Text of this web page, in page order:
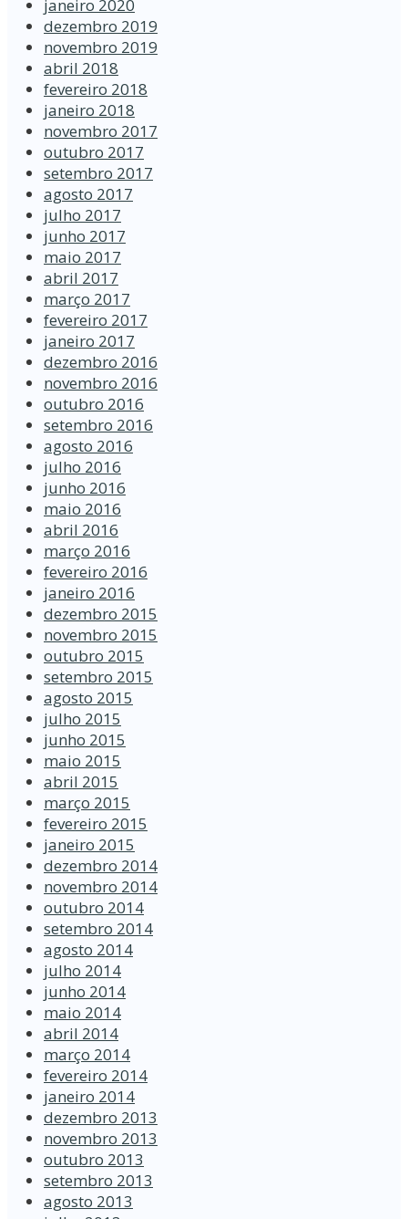
janeiro 2020
dezembro 2019
novembro 2019
abril 2018
fevereiro 2018
janeiro 2018
novembro 2017
outubro 2017
setembro 2017
agosto 2017
julho 2017
junho 2017
maio 2017
abril 2017
março 2017
fevereiro 2017
janeiro 2017
dezembro 2016
novembro 2016
outubro 2016
setembro 2016
agosto 2016
julho 2016
junho 2016
maio 2016
abril 2016
março 2016
fevereiro 2016
janeiro 2016
dezembro 2015
novembro 2015
outubro 2015
setembro 2015
agosto 2015
julho 2015
junho 2015
maio 2015
abril 2015
março 2015
fevereiro 2015
janeiro 2015
dezembro 2014
novembro 2014
outubro 2014
setembro 2014
agosto 2014
julho 2014
junho 2014
maio 2014
abril 2014
março 2014
fevereiro 2014
janeiro 2014
dezembro 2013
novembro 2013
outubro 2013
setembro 2013
agosto 2013